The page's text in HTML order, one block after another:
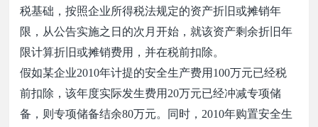
税基础，按照企业所得税法规定的资产折旧或摊销年
限，从公告实施之日的次月开始，就该资产剩余折旧年
限计算折旧或摊销费用，并在税前扣除。
假如某企业2010年计提的安全生产费用 100万元已经税
前扣除，该年度实际发生费用 20万元已经冲减专项储
备，则专项储备结余80万元。同时， 2010年购置安全生